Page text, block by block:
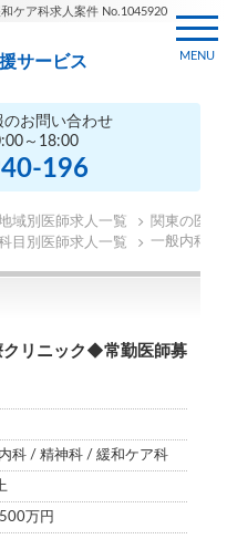
ケア科求人案件 No.1045920
サービス
お問い合わせ
～18:00
196
MENU
域別医師求人一覧
関東の医師
目別医師求人一覧 一般内科の
クリニック◆常勤医師募
科 / 精神科 / 緩和ケア科
万円